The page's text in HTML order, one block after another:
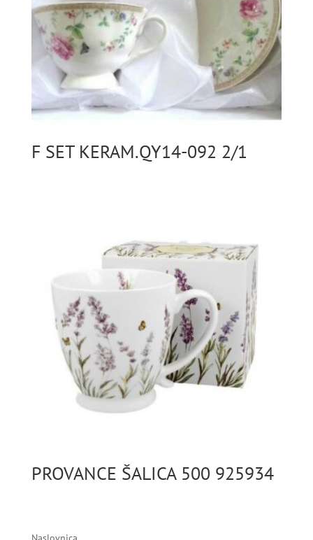
F SET KERAM.QY14-092 2/1
PROVANCE ŠALICA 500 925934